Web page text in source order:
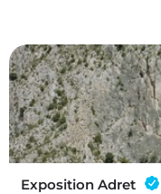
Exposition Adret